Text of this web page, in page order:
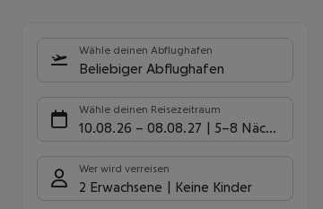
Wähle deinen Abflughafen
Beliebiger Abflughafen
Wähle deinen Reisezeitraum
10.08.26 – 08.08.27 5-8 Nächte
Wer wird verreisen
2 Erwachsene Keine Kinder